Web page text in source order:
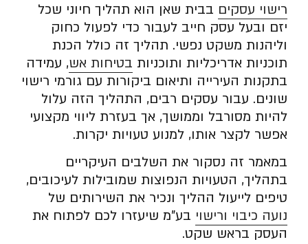
רישוי עסקים בבית שאן הוא תהליך חיוני שכל
יזם ובעל עסק חייב לעבור כדי לפעול כחוק
וליהנות משקט נפשי. תהליך זה כולל הכנת
תוכניות אדריכליות ותוכניות בטיחות אש, עמידה
בתקנות העירייה ותיאום ביקורות עם גורמי רישוי
שונים. עבור עסקים רבים, התהליך הזה עלול
להיות מסורבל וממושך, אך בעזרת ליווי מקצועי
אפשר לקצר אותו, למנוע טעויות יקרות.
במאמר זה נסקור את השלבים העיקריים
בתהליך, הטעויות הנפוצות שמובילות לעיכובים,
טיפים לייעול ההליך ונכיר את השירותים של
נועה כיבוי ורישוי בע”מ שיעזרו לכם לפתוח את
העסק בראש שקט.